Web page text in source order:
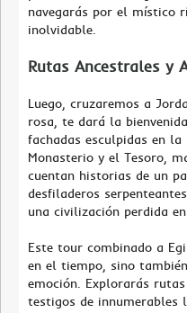
navegarás por el místico
inolvidable.
Rutas Ancestrales y
Luego, cruzaremos a
rosa, te dará la
fachadas esculpidas en
Monasterio y el Tesoro,
cuentan historias de un
desfiladeros
una civilización perdida
Este tour combinado a
en el tiempo, sino
emoción. Explorarás
testigos de innumerables